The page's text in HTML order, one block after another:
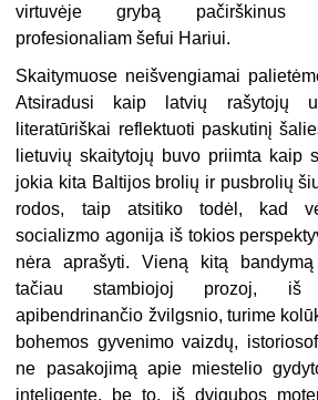
virtuvėje grybą pačirškinus
profesionaliam šefui Hariui.
Skaitymuose neišvengiamai
Atsiradusi kaip latvių rašytojų
literatūriškai reflektuoti paskutinį
lietuvių skaitytojų buvo priimta kaip
jokia kita Baltijos brolių ir pusbrolių
rodos, taip atsitiko todėl, kad
socializmo agonija iš tokios
nėra aprašyti. Vieną kitą
tačiau stambiojoj prozoj, iš
apibendrinančio žvilgsnio, turime
bohemos gyvenimo vaizdų,
ne pasakojimą apie miestelio
inteligentę, be to, iš dvigubos